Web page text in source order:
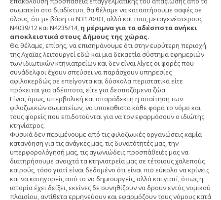
σωματείο στο διαδίκτυο, θα θέλαμε να καταστήσουμε σαφές σε
όλους, ότι με βάση το Ν3170/03, αλλά και τους μεταγενέστερους
Ν4039/12 και Ν4235/14, η μέριμνα για τα αδέσποτα ανήκει
αποκλειστικά στους Δήμους της χώρας.
Θα θέλαμε, επίσης, να επισημάνουμε ότι στην ευρύτερη περιοχή
της Αχαϊας λειτουργεί εδώ και μια δεκαετία σύστημα εφημεριών
των ιδιωτικών κτηνιατρείων και δεν είναι λίγες οι φορές που
συνάδελφοι έχουν σπεύσει να παράσχουν υπηρεσίες
αφιλοκερδώς σε επείγοντα και δύσκολα περιστατικά είτε
πρόκειται για αδέσποτα, είτε για δεσποζόμενα ζώα.
Είναι, όμως, υπερβολική και απαράδεκτη η απαίτηση των
φιλοζωικών σωματείων, να υποκαθιστά κάθε φορά το νόμο και
τους φορείς που επιδοτούνται για να τον εφαρμόσουν ο ιδιώτης
κτηνίατρος.
Φυσικά δεν περιμένουμε από τις φιλοζωικές οργανώσεις καμία
κατανόηση για τις ανάγκες μας, τις δυνατότητές μας, την
υπερφορολόγησή μας, τις αγωνιώδεις προσπάθειές μας να
διατηρήσουμε ανοιχτά τα κτηνιατρεία μας σε τέτοιους χαλεπούς
καιρούς, τόσο γιατί είναι δεδομένο ότι είναι πιο εύκολο να κρίνεις
και να κατηγορείς από το να δημιουργείς, αλλά και γιατί, όπως η
ιστορία έχει δείξει, εκείνες δε συνηθίζουν να δρουν εντός νομικού
πλαισίου, αντίθετα ερμηνεύουν και εφαρμόζουν τους νόμους κατά